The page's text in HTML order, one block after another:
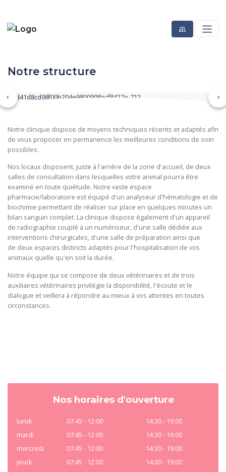
Notre structure
Précédent
Notre clinique dispose de moyens techniques récents et adaptés afin
de vous proposer en permanence les meilleures conditions de soin
possibles.
Nos locaux disposent, juste à l'arrière de la zone d'accueil, de deux
salles de consultation dans lesquelles votre animal pourra être
examiné en toute quiétude. Notre vaste espace
pharmacie/laboratoire est équipé d'un analyseur d'hématologie et de
biochimie permettant de réaliser sur place en quelques minutes un
bilan sanguin complet. La clinique dispose également d'un appareil
de radiographie couplé à un numériseur, d'une salle dédiée aux
interventions chirurgicales, d'une salle de préparation ainsi que
de deux espaces distincts adaptés pour l'hospitalisation de vos
animaux quelle qu'en soit la durée.
Notre équipe qui se compose de deux vétérinaires et de trois
auxiliaires vétérinaires privilégie la disponibilité, l'écoute et le
dialogue et veillera à répondre au mieux à vos attentes en toutes
circonstances.
Nos horaires d'ouverture
lundi 07:45 - 12:00
14:30 - 19:00
mardi
07:45 - 12:00
14:30 - 19:00
mercredi
07:45 - 12:00
14:30 - 19:00
jeudi
07:45 - 12:00
14:30 - 19:00